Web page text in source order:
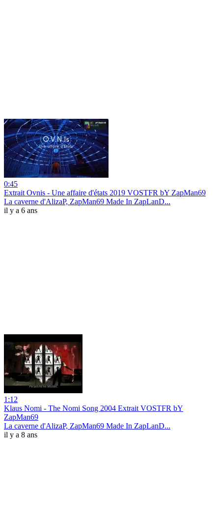
0:45
Extrait Ovnis - Une affaire d'états 2019 VOSTFR bY ZapMan69
La caverne d'AlizaP, ZapMan69 Made In ZapLanD...
il y a 6 ans
1:12
Klaus Nomi - The Nomi Song 2004 Extrait VOSTFR bY
ZapMan69
La caverne d'AlizaP, ZapMan69 Made In ZapLanD...
il y a 8 ans